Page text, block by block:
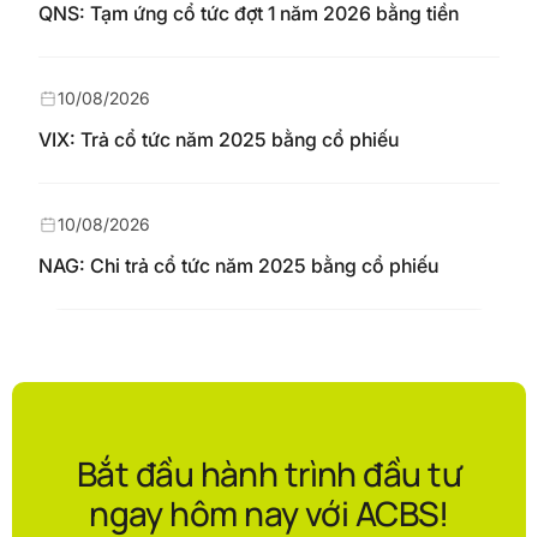
QNS: Tạm ứng cổ tức đợt 1 năm 2026 bằng tiền
VIX: Trả cổ tức năm 2025 bằng cổ phiếu
10/08/2026
NAG: Chi trả cổ tức năm 2025 bằng cổ phiếu
10/08/2026
Bắt đầu hành trình đầu tư
ngay hôm nay với ACBS!